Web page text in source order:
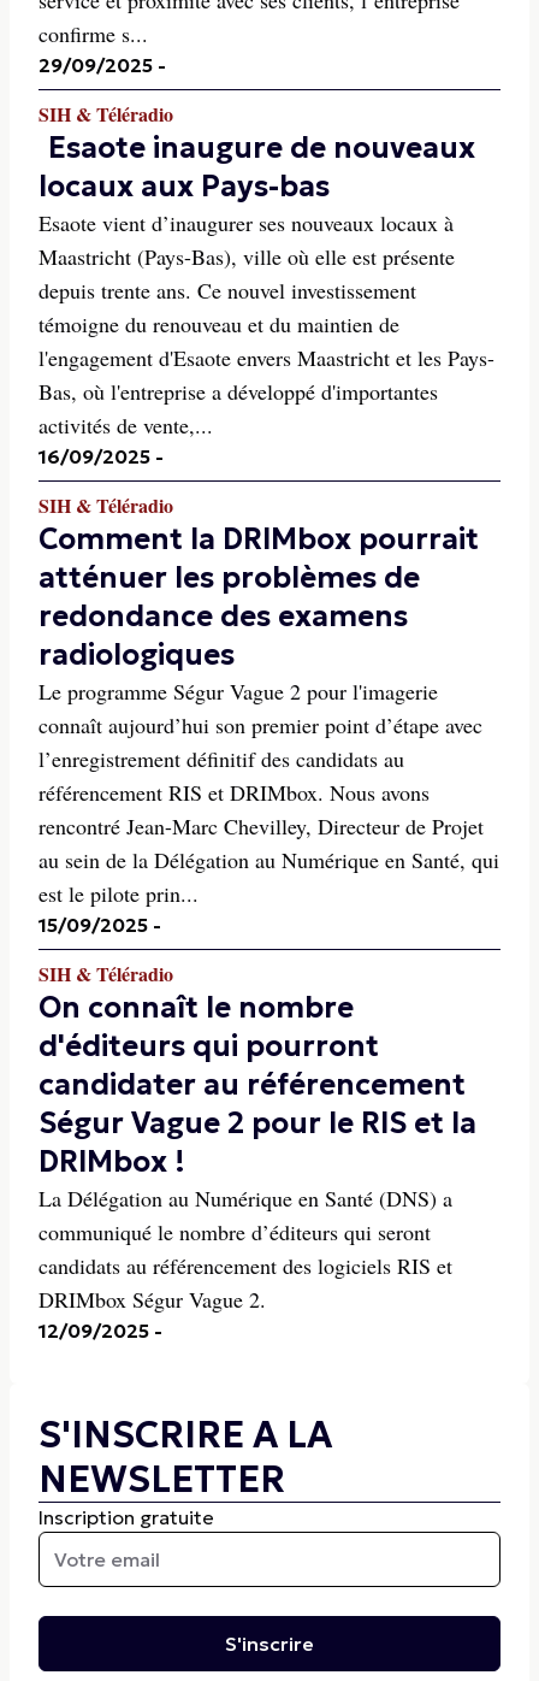
confirme s...
29/09/2025 -
SIH & Téléradio
Esaote inaugure de nouveaux
locaux aux Pays-bas
Esaote vient d’inaugurer ses nouveaux locaux à
Maastricht (Pays-Bas), ville où elle est présente
depuis trente ans. Ce nouvel investissement
témoigne du renouveau et du maintien de
l'engagement d'Esaote envers Maastricht et les Pays-
Bas, où l'entreprise a développé d'importantes
activités de vente,...
16/09/2025 -
SIH & Téléradio
Comment la DRIMbox pourrait
atténuer les problèmes de
redondance des examens
radiologiques
Le programme Ségur Vague 2 pour l'imagerie
connaît aujourd’hui son premier point d’étape avec
l’enregistrement définitif des candidats au
référencement RIS et DRIMbox. Nous avons
rencontré Jean-Marc Chevilley, Directeur de Projet
au sein de la Délégation au Numérique en Santé, qui
est le pilote prin...
15/09/2025 -
SIH & Téléradio
On connaît le nombre
d'éditeurs qui pourront
candidater au référencement
Ségur Vague 2 pour le RIS et la
DRIMbox !
La Délégation au Numérique en Santé (DNS) a
communiqué le nombre d’éditeurs qui seront
candidats au référencement des logiciels RIS et
DRIMbox Ségur Vague 2.
12/09/2025 -
S'INSCRIRE A LA
NEWSLETTER
Inscription gratuite
S'inscrire